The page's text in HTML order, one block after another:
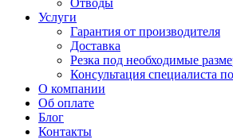
Услуги
Гарантия от производителя
Доставка
Резка под необходимые
Консультация специалиста
О компании
Об оплате
Блог
Контакты